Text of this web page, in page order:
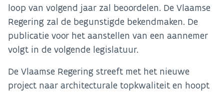
loop van volgend jaar zal beoordelen. De Vlaamse
Regering zal de begunstigde bekendmaken. De
publicatie voor het aanstellen van een aannemer
volgt in de volgende legislatuur.
De Vlaamse Regering streeft met het nieuwe
project naar architecturale topkwaliteit en hoopt